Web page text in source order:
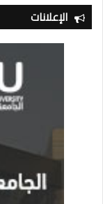
الإعلانات